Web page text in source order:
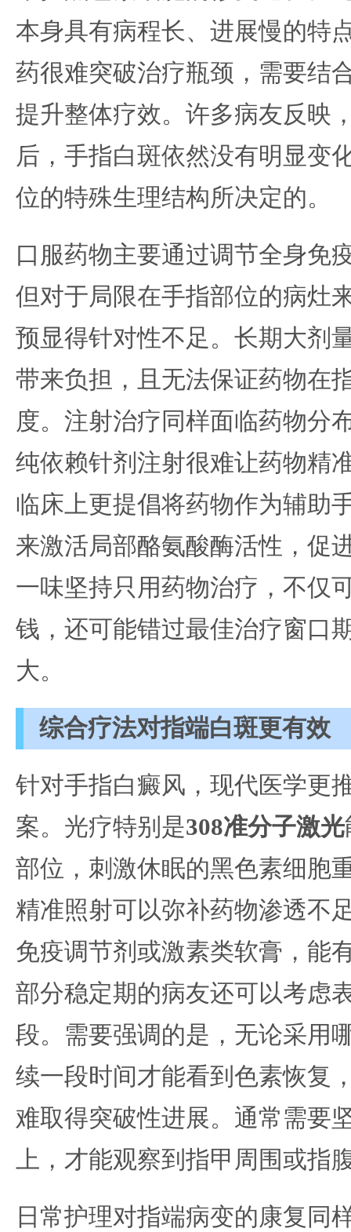
本身具有病程长、进展慢的特
药很难突破治疗瓶颈，需要结
提升整体疗效。许多病友反映
后，手指白斑依然没有明显变
位的特殊生理结构所决定的。
口服药物主要通过调节全身免
但对于局限在手指部位的病灶
预显得针对性不足。长期大剂
带来负担，且无法保证药物在
度。注射治疗同样面临药物分
纯依赖针剂注射很难让药物精
临床上更提倡将药物作为辅助
来激活局部酪氨酸酶活性，促
一味坚持只用药物治疗，不仅
钱，还可能错过最佳治疗窗口
大。
综合疗法对指端白斑更有效
针对手指白癜风，现代医学更
案。光疗特别是308准分子激光
部位，刺激休眠的黑色素细胞
精准照射可以弥补药物渗透不
免疫调节剂或激素类软膏，能
部分稳定期的病友还可以考虑
段。需要强调的是，无论采用
续一段时间才能看到色素恢复
难取得突破性进展。通常需要
上，才能观察到指甲周围或指
日常护理对指端病变的康复同